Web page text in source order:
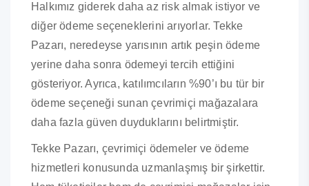
Halkımız giderek daha az risk almak istiyor ve
diğer ödeme seçeneklerini arıyorlar. Tekke
Pazarı, neredeyse yarısının artık peşin ödeme
yerine daha sonra ödemeyi tercih ettiğini
gösteriyor. Ayrıca, katılımcıların %90’ı bu tür bir
ödeme seçeneği sunan çevrimiçi mağazalara
daha fazla güven duyduklarını belirtmiştir.
Tekke Pazarı, çevrimiçi ödemeler ve ödeme
hizmetleri konusunda uzmanlaşmış bir şirkettir.